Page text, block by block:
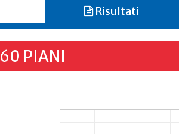
Risultati
60 PIANI